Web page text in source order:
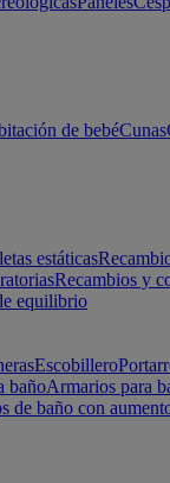
de bebéCunas
estáticas
Recambios y
equilibrio
Escobillero
bañoArmarios para
de baño con